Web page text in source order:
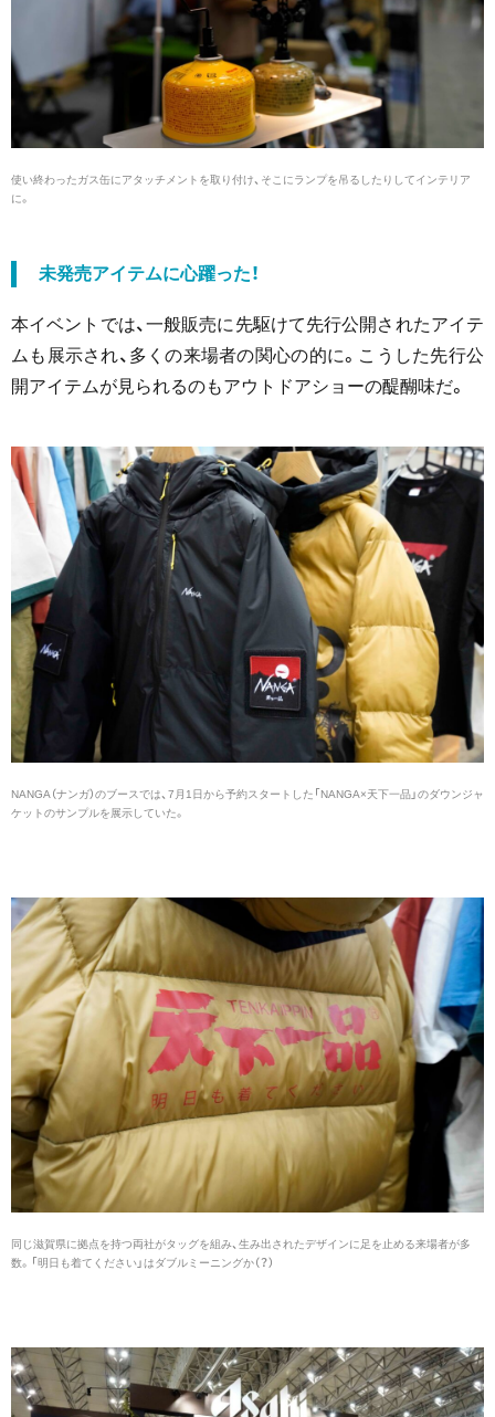
使い終わったガス缶にアタッチメントを取り付け、そこにランプを吊るしたりしてインテリア
に。
未発売アイテムに心躍った！
本イベントでは、一般販売に先駆けて先行公開されたアイテ
ムも展示され、多くの来場者の関心の的に。こうした先行公
開アイテムが見られるのもアウトドアショーの醍醐味だ。
NANGA（ナンガ）のブースでは、7月1日から予約スタートした「NANGA×天下一品」のダウンジャ
ケットのサンプルを展示していた。
同じ滋賀県に拠点を持つ両社がタッグを組み、生み出されたデザインに足を止める来場者が多
数。「明日も着てください」はダブルミーニングか（？）